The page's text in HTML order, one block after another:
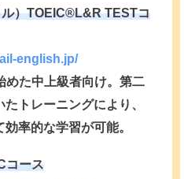
）TOEIC®️L&R TESTコ
english.jp/
めた中上級者向け。第二
トレーニングにより、
率的な学習が可能。
コース